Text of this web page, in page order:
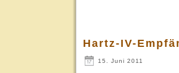
Hartz-IV-
15. Juni 2011